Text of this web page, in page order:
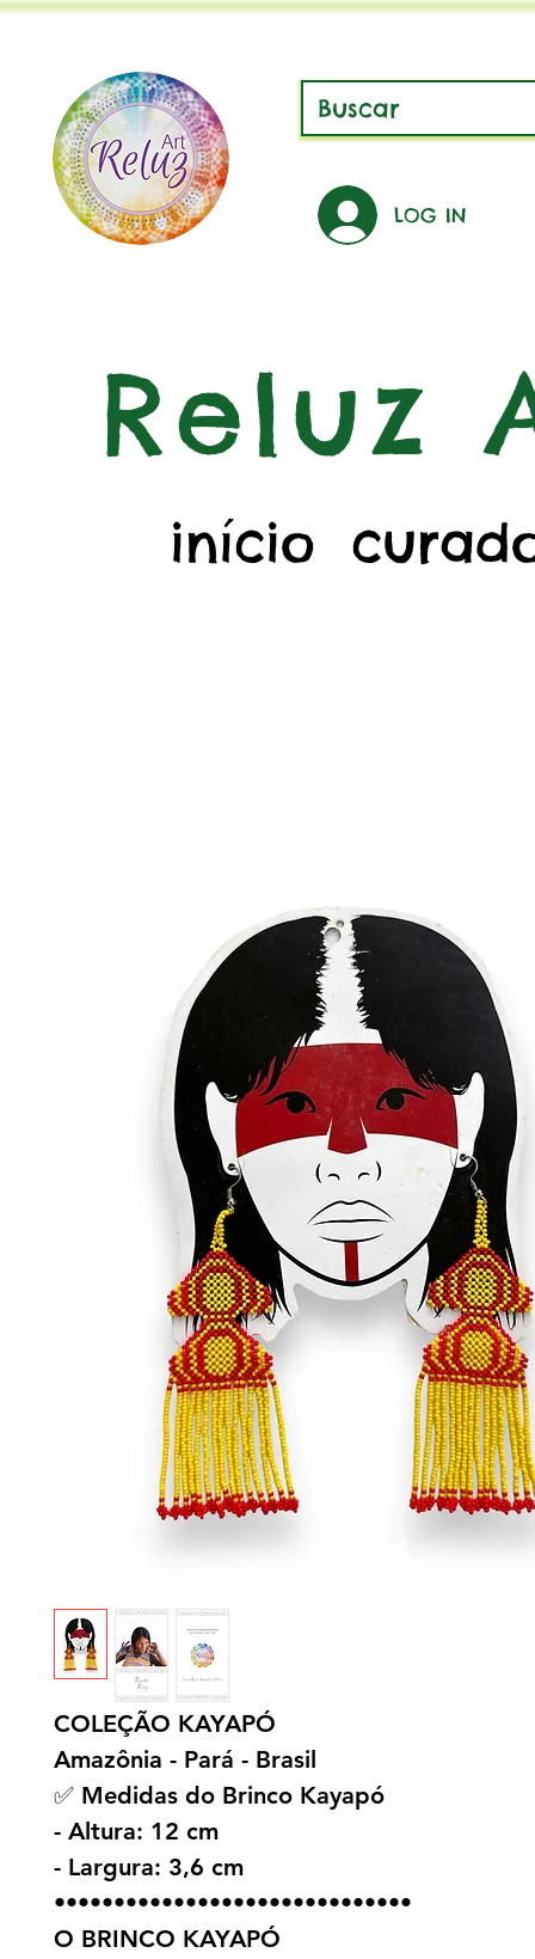
LOG IN
Reluz
início
COLEÇÃO KAYAPÓ
Amazônia - Pará - Brasil
✅ Medidas do Brinco Kayapó
- Altura: 12 cm
- Largura: 3,6 cm
••••••••••••••••••••••••••••••
O BRINCO KAYAPÓ